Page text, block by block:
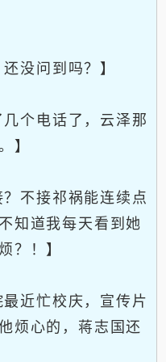
没问到吗？】
个电话了，云泽那
】
不接祁祸能连续点
知道我每天看到她
？！】
近忙校庆，宣传片
烦心的，蒋志国还